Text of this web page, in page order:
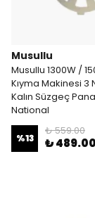
Musullu
Musullu 1300W /
Kıyma Makinesi 3
Kalın Süzgeç
National
%13
₺ 559.00
₺ 489.00